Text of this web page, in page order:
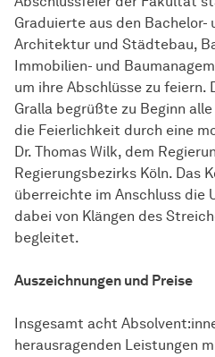
Graduierte aus den
Architektur und Städtebau,
Immobilien- und
um ihre Abschlüsse zu feiern.
Gralla begrüßte zu Beginn
die Feierlichkeit durch eine
Dr. Thomas Wilk, dem
Regierungsbezirks Köln. Das
überreichte im Anschluss die
dabei von Klängen des
begleitet.
Auszeichnungen und Preise
Insgesamt acht
herausragenden Leistungen